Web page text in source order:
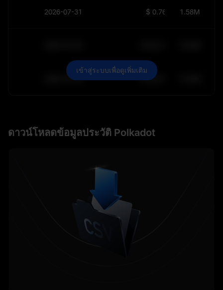
2026-07-31 $ 0.7689 1.58M
2030-05-29 $64,011.99
เข้าสู่ระบบเพื่อดูเพิ่มเติม
ดาวน์โหลดข้อมูลประวัติ Polkadot